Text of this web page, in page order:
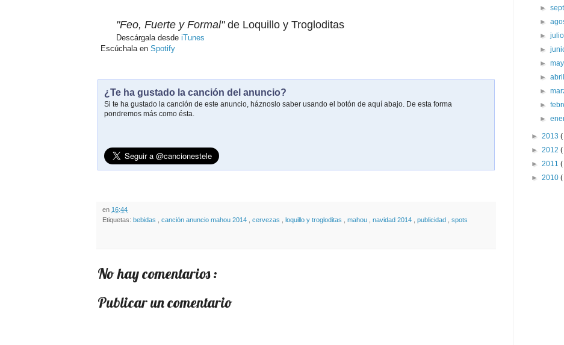
"Feo, Fuerte y Formal"de Loquillo y Trogloditas
Descárgala desde iTunes
Escúchala en Spotify
¿Te ha gustado la canción del anuncio?
Si te ha gustado la canción de este anuncio, háznoslo saber usando el botón de aquí abajo. De esta forma
pondremos más como ésta.
en 16:44
Etiquetas: bebidas canción anuncio mahou 2014 cervezas loquillo y trogloditas mahou navidad 2014 publicidad spots
No hay comentarios :
Publicar un comentario
►
►
►
►
►
►
►
►
►
► 2013 (
► 2012 (
► 2011 (
► 2010 (